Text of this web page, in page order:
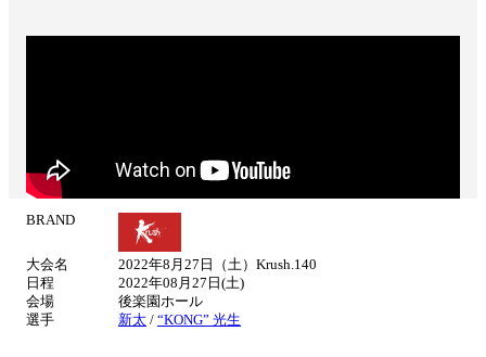
BRAND
大会名
2022年8月27日（土）Krush.140
日程
2022年08月27日(土)
会場
後楽園ホール
選手
新太 / “KONG” 光生